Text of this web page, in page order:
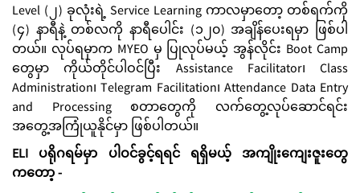
Level (၂) ခုလုံးရဲ့ Service Learning ကာလမှာတော့ တစ်ရက်ကို
(၄) နာရီနဲ့ တစ်လကို နာရီပေါင်း (၁၂၀) အချိန်ပေးရမှာ ဖြစ်ပါ
တယ်။ လုပ်ရမှာက MYEO မှ ပြုလုပ်မယ့် အွန်လိုင်း Boot Camp
တွေမှာ ကိုယ်တိုင်ပါဝင်ပြီး Assistance Facilitator၊ Class
Administration၊ Telegram Facilitation၊ Attendance Data Entry
and Processing စတာတွေကို လက်တွေ့လုပ်ဆောင်ရင်း
အတွေ့အကြုံယူနိုင်မှာ ဖြစ်ပါတယ်။
ELI ပရိုဂရမ်မှာ ပါဝင်ခွင့်ရရင် ရရှိမယ့် အကျိုးကျေးဇူးတွေ
ကတော့ -